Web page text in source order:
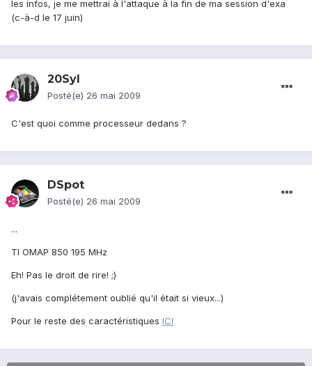
les infos, je me mettrai à l'attaque à la fin de ma session d'exa
(c-à-d le 17 juin)
20Syl
Posté(e) 26 mai 2009
C'est quoi comme processeur dedans ?
DSpot
Posté(e) 26 mai 2009
...
TI OMAP 850 195 MHz
Eh! Pas le droit de rire! ;)
(j'avais complétement oublié qu'il était si vieux...)
Pour le reste des caractéristiques ICI